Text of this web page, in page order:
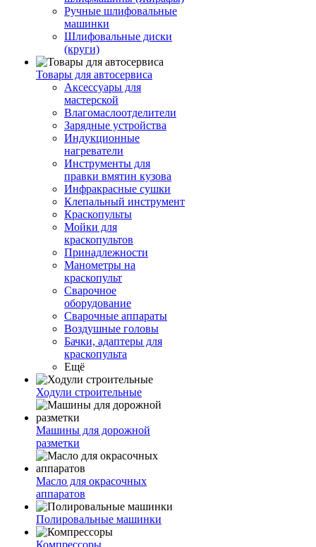
Ручные шлифовальные
машинки
Шлифовальные диски
(круги)
Товары для автосервиса
Аксессуары для
мастерской
Влагомаслоотделители
Зарядные устройства
Индукционные
нагреватели
Инструменты для
правки вмятин кузова
Инфракрасные сушки
Клепальный инструмент
Краскопульты
Мойки для
краскопультов
Принадлежности
Манометры на
краскопульт
Сварочное
оборудование
Сварочные аппараты
Воздушные головы
Бачки, адаптеры для
краскопульта
Ещё
Ходули строительные
Машины для дорожной
разметки
Масло для окрасочных
аппаратов
Полировальные машинки
Компрессоры